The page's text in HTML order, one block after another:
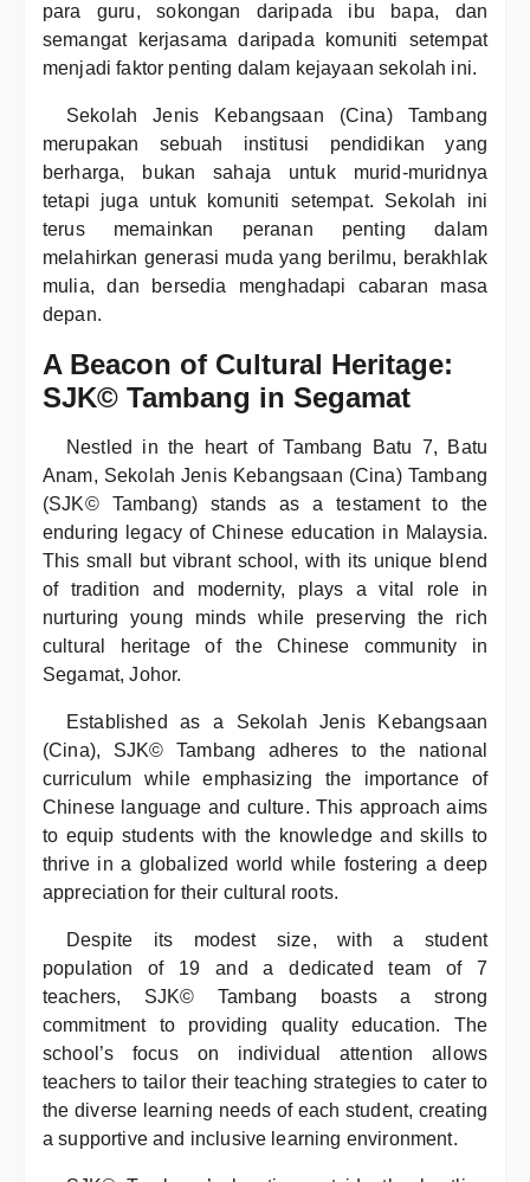
para guru, sokongan daripada ibu bapa, dan
semangat kerjasama daripada komuniti setempat
menjadi faktor penting dalam kejayaan sekolah ini.
Sekolah Jenis Kebangsaan (Cina) Tambang
merupakan sebuah institusi pendidikan yang
berharga, bukan sahaja untuk murid-muridnya
tetapi juga untuk komuniti setempat. Sekolah ini
terus memainkan peranan penting dalam
melahirkan generasi muda yang berilmu, berakhlak
mulia, dan bersedia menghadapi cabaran masa
depan.
A Beacon of Cultural Heritage:
SJK© Tambang in Segamat
Nestled in the heart of Tambang Batu 7, Batu
Anam, Sekolah Jenis Kebangsaan (Cina) Tambang
(SJK© Tambang) stands as a testament to the
enduring legacy of Chinese education in Malaysia.
This small but vibrant school, with its unique blend
of tradition and modernity, plays a vital role in
nurturing young minds while preserving the rich
cultural heritage of the Chinese community in
Segamat, Johor.
Established as a Sekolah Jenis Kebangsaan
(Cina), SJK© Tambang adheres to the national
curriculum while emphasizing the importance of
Chinese language and culture. This approach aims
to equip students with the knowledge and skills to
thrive in a globalized world while fostering a deep
appreciation for their cultural roots.
Despite its modest size, with a student
population of 19 and a dedicated team of 7
teachers, SJK© Tambang boasts a strong
commitment to providing quality education. The
school’s focus on individual attention allows
teachers to tailor their teaching strategies to cater to
the diverse learning needs of each student, creating
a supportive and inclusive learning environment.